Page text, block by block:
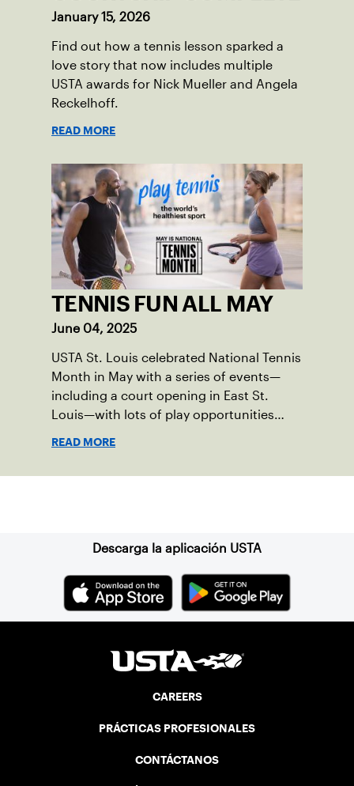
January 15, 2026
Find out how a tennis lesson sparked a
love story that now includes multiple
USTA awards for Nick Mueller and Angela
Reckelhoff.
READ MORE
TENNIS FUN ALL MAY
June 04, 2025
USTA St. Louis celebrated National Tennis
Month in May with a series of events—
including a court opening in East St.
Louis—with lots of play opportunities
READ MORE
Descarga la aplicación USTA
CAREERS
PRÁCTICAS PROFESIONALES
CONTÁCTANOS